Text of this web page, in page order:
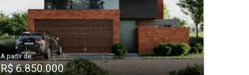
A partir de:
R$ 6.850.000